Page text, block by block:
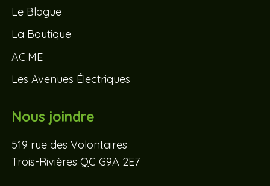
Le Blogue
La Boutique
AC.ME
Les Avenues Électriques
Nous joindre
519 rue des Volontaires
Trois-Rivières QC G9A 2E7